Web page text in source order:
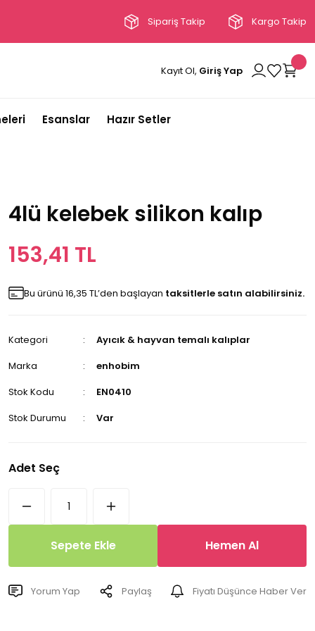
Sipariş Takip Kargo Takip
Kayıt Ol, Giriş Yap
Esanslar Hazır Setler
4lü kelebek silikon kalıp
153,41 TL
Bu ürünü 16,35 TL’den başlayan taksitlerle satın alabilirsiniz.
Kategori
Ayıcık & hayvan temalı kalıplar
Marka
enhobim
Stok Kodu
EN0410
Stok Durumu
Var
Adet Seç
Sepete Ekle Hemen Al
Yorum Yap Paylaş Fiyatı Düşünce Haber Ver